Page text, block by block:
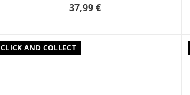
37,99 €
CLICK AND COLLECT